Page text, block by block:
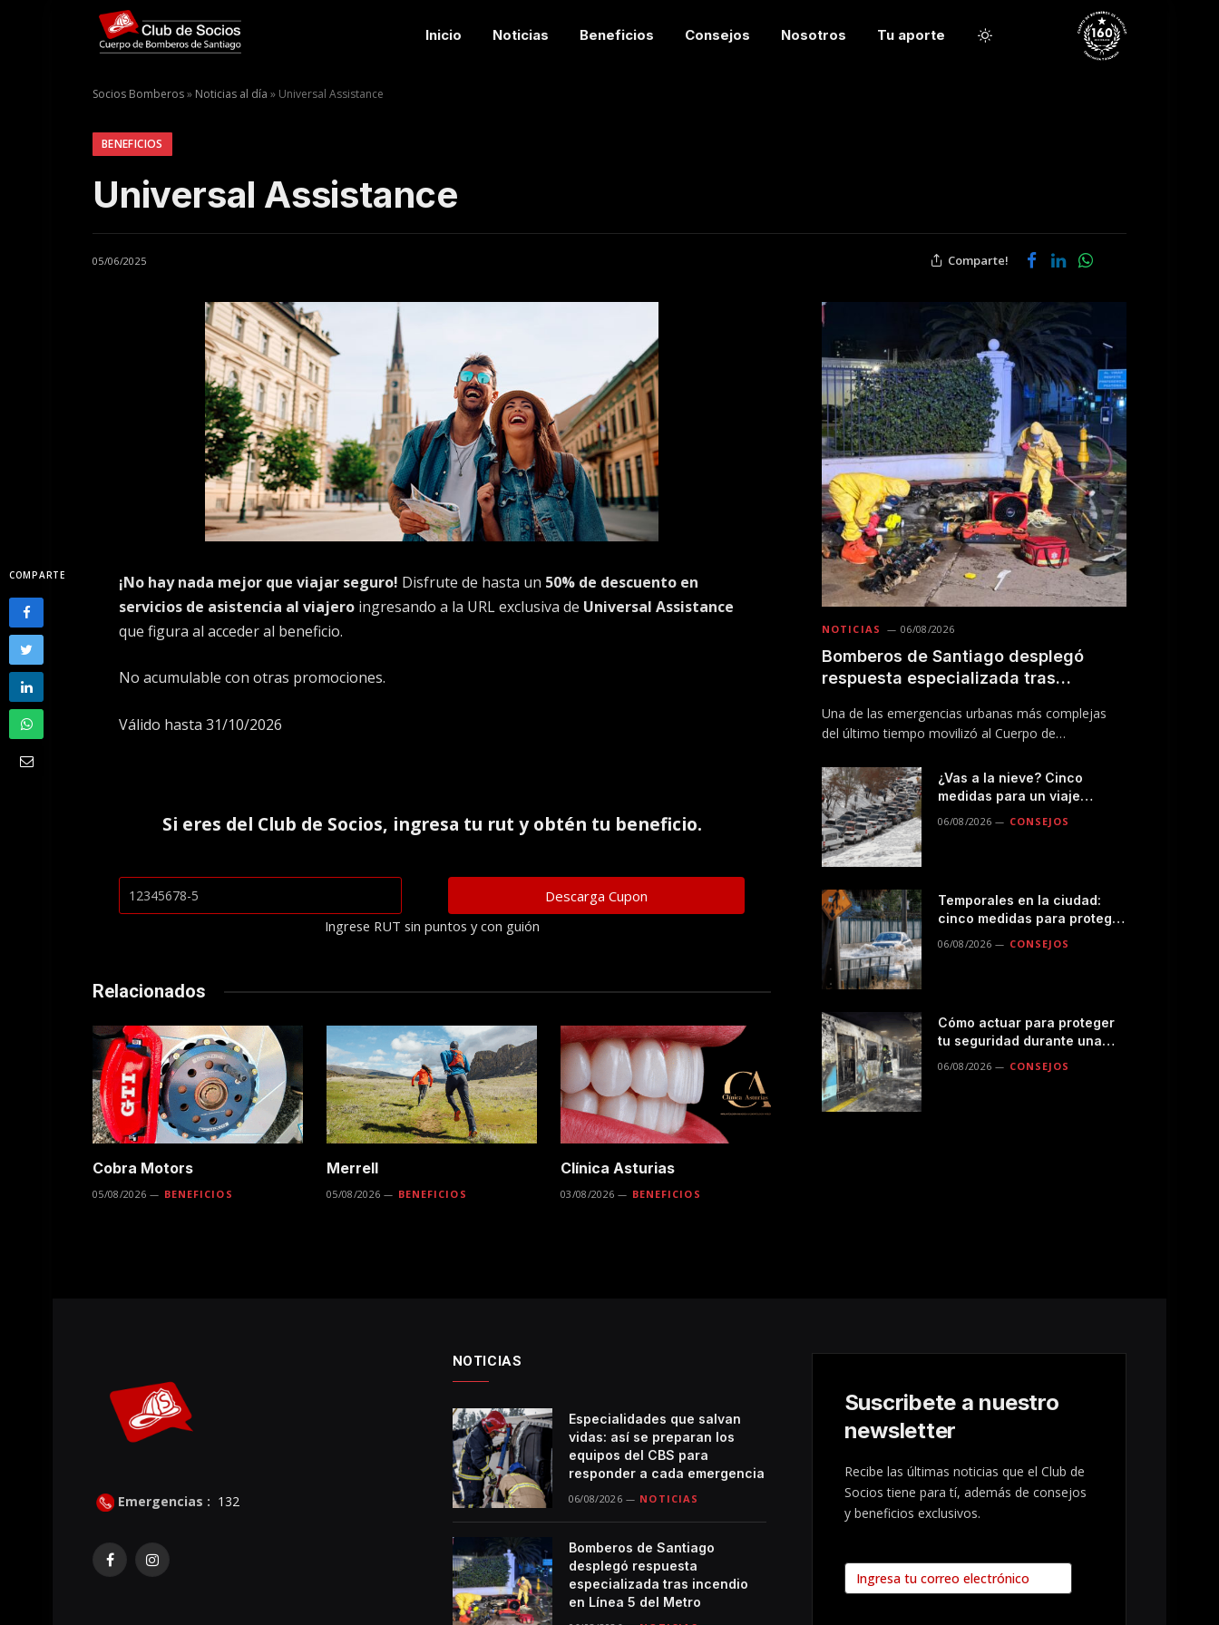
Inicio Noticias Beneficios Consejos Nosotros Tu aporte
Socios Bomberos» Noticias al día » Universal Assistance
BENEFICIOS
Universal Assistance
05/06/2025 Comparte!
COMPARTE ¡No hay nada mejor que viajar seguro! Disfrute de hasta un 50% de descuento en
servicios de asistencia al viajero ingresando a la URL exclusiva de Universal Assistance
que figura al acceder al beneficio.
No acumulable con otras promociones.
Válido hasta 31/10/2026
Si eres del Club de Socios, ingresa tu rut y obtén tu beneficio.
Ingrese RUT sin puntos y con guión
Relacionados
Cobra Motors
05/08/2026 BENEFICIOS
Merrell
05/08/2026 BENEFICIOS
Clínica Asturias
03/08/2026 BENEFICIOS
NOTICIAS 06/08/2026
Bomberos de Santiago desplegó
respuesta especializada tras
Una de las emergencias urbanas más complejas
del último tiempo movilizó al Cuerpo de
¿Vas a la nieve? Cinco
medidas para un viaje
06/08/2026 CONSEJOS
Temporales en la ciudad:
cinco medidas para proteger
06/08/2026 CONSEJOS
Cómo actuar para proteger
tu seguridad durante una
transporte público
06/08/2026 CONSEJOS
Emergencias : 132
FacebookInstagram
NOTICIAS
Especialidades que salvan
vidas: así se preparan los
equipos del CBS para
responder a cada emergencia
06/08/2026 NOTICIAS
Bomberos de Santiago
desplegó respuesta
especializada tras incendio
en Línea 5 del Metro
Suscribete a nuestro
newsletter
Recibe las últimas noticias que el Club de
Socios tiene para tí, además de consejos
y beneficios exclusivos.